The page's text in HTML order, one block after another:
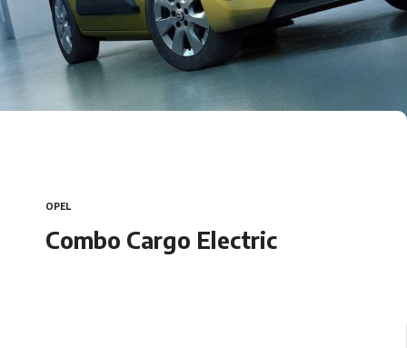
OPEL
Combo Cargo Electric
Vivaro
Movano
DS Automobiles
Citroën
Car Detailing